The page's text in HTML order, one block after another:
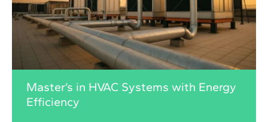
Master’s in HVAC Systems with Energy
Efficiency